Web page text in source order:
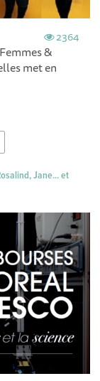
2364
&
met en
Jane... et